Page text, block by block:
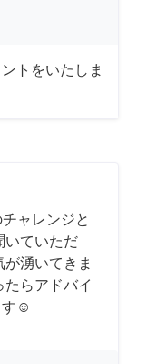
トをいたしま
ャレンジと
いていただ
湧いてきま
たらアドバイ
す☺️